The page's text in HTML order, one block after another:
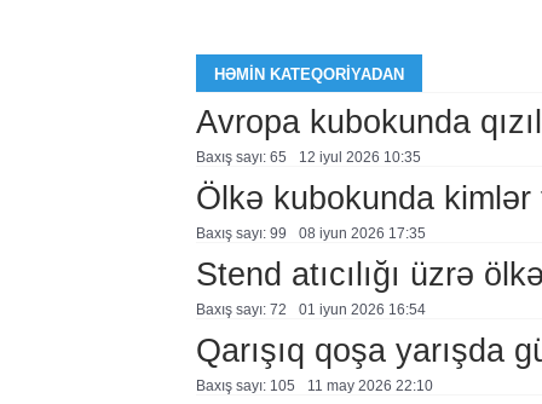
HƏMIN KATEQORIYADAN
Avropa kubokunda
Baxış sayı: 65 12 i̇yul 2026 10:35
Ölkə kubokunda kimlər
Baxış sayı: 99 08 i̇yun 2026 17:35
Stend atıcılığı üzrə
Baxış sayı: 72 01 i̇yun 2026 16:54
Qarışıq qoşa yarışda
Baxış sayı: 105 11 may 2026 22:10